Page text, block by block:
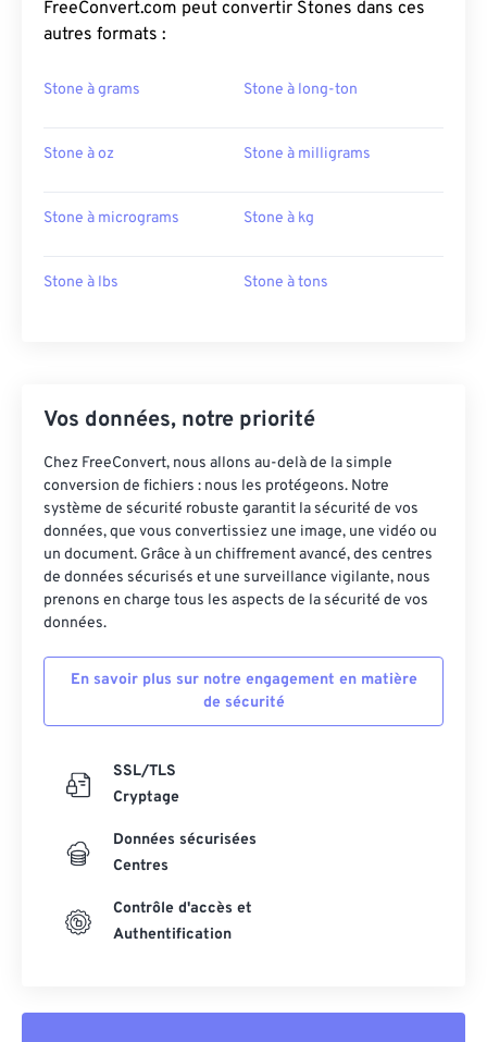
FreeConvert.com peut convertir Stones dans ces
autres formats :
Stone à grams Stone à long-ton
Stone à oz Stone à milligrams
Stone à micrograms Stone à kg
Stone à lbs Stone à tons
Vos données, notre priorité
Chez FreeConvert, nous allons au-delà de la simple
conversion de fichiers : nous les protégeons. Notre
système de sécurité robuste garantit la sécurité de vos
données, que vous convertissiez une image, une vidéo ou
un document. Grâce à un chiffrement avancé, des centres
de données sécurisés et une surveillance vigilante, nous
prenons en charge tous les aspects de la sécurité de vos
données.
En savoir plus sur notre engagement en matière
de sécurité
SSL/TLS
Cryptage
Données sécurisées
Centres
Contrôle d'accès et
Authentification